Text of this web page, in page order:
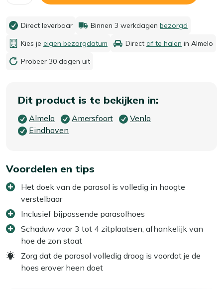
Direct leverbaar Binnen 3 werkdagen bezorgd
Kies je eigen bezorgdatum Direct af te halen in Almelo
Probeer 30 dagen uit
Dit product is te bekijken in:
Almelo Amersfoort
Venlo
Eindhoven
Voordelen en tips
Het doek van de parasol is volledig in hoogte
verstelbaar
Inclusief bijpassende parasolhoes
Schaduw voor 3 tot 4 zitplaatsen, afhankelijk van
hoe de zon staat
Zorg dat de parasol volledig droog is voordat je de
hoes erover heen doet